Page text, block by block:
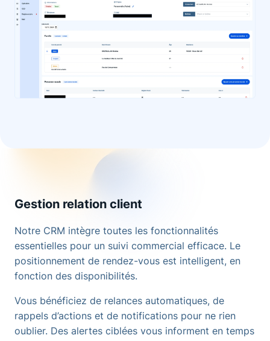
Gestion relation client
Notre CRM intègre toutes les fonctionnalités
essentielles pour un suivi commercial efficace. Le
positionnement de rendez-vous est intelligent, en
fonction des disponibilités.
Vous bénéficiez de relances automatiques, de
rappels d’actions et de notifications pour ne rien
oublier. Des alertes ciblées vous informent en temps